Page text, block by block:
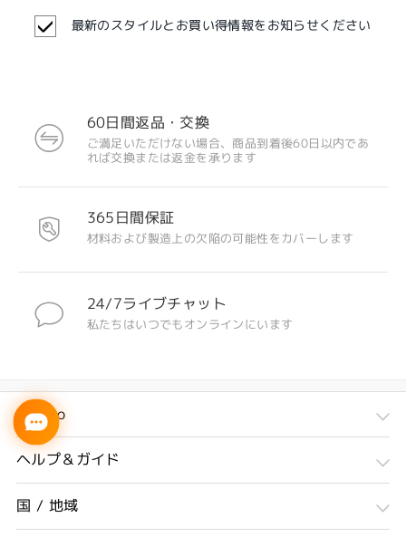
最新のスタイルとお買い得情報をお知らせください
60日間返品・交換
ご満足いただけない場合、商品到着後60日以内であ
れば交換または返金を承ります
365日間保証
材料および製造上の欠陥の可能性をカバーします
24/7ライブチャット
私たちはいつでもオンラインにいます
Firmoo
ヘルプ＆ガイド
国 / 地域